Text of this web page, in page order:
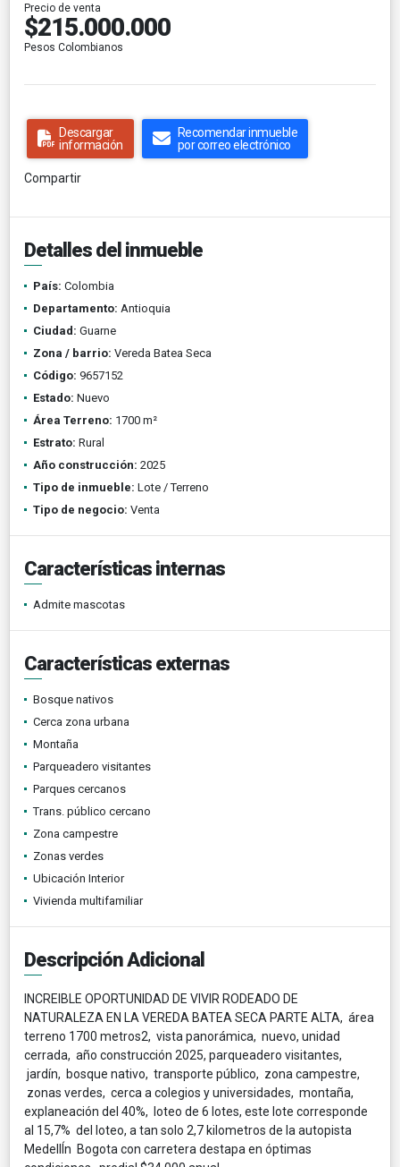
Precio de venta
$215.000.000
Pesos Colombianos
Descargar
información
Recomendar inmueble
por correo electrónico
Compartir
Detalles del inmueble
País: Colombia
Departamento: Antioquia
Ciudad: Guarne
Zona / barrio: Vereda Batea Seca
Código: 9657152
Estado: Nuevo
Área Terreno: 1700 m²
Estrato: Rural
Año construcción: 2025
Tipo de inmueble: Lote / Terreno
Tipo de negocio: Venta
Características internas
Admite mascotas
Características externas
Bosque nativos
Cerca zona urbana
Montaña
Parqueadero visitantes
Parques cercanos
Trans. público cercano
Zona campestre
Zonas verdes
Ubicación Interior
Vivienda multifamiliar
Descripción Adicional
INCREIBLE OPORTUNIDAD DE VIVIR RODEADO DE
NATURALEZA EN LA VEREDA BATEA SECA PARTE ALTA, área
terreno 1700 metros2, vista panorámica, nuevo, unidad
cerrada, año construcción 2025, parqueadero visitantes,
jardín, bosque nativo, transporte público, zona campestre,
zonas verdes, cerca a colegios y universidades, montaña,
explaneación del 40%, loteo de 6 lotes, este lote corresponde
al 15,7% del loteo, a tan solo 2,7 kilometros de la autopista
MedellÍn Bogota con carretera destapa en óptimas